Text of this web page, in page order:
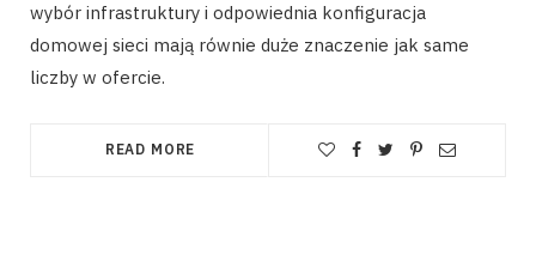
wybór infrastruktury i odpowiednia konfiguracja
domowej sieci mają równie duże znaczenie jak same
liczby w ofercie.
READ MORE